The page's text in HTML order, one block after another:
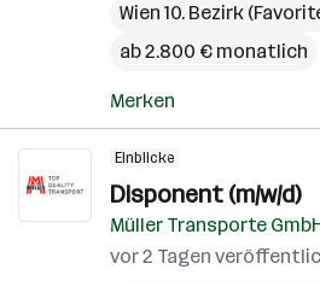
Wien 10. Bezirk
ab 2.800 € monatlich
Merken
Einblicke
Disponent (m/w/d)
Müller Transporte
vor 2 Tagen